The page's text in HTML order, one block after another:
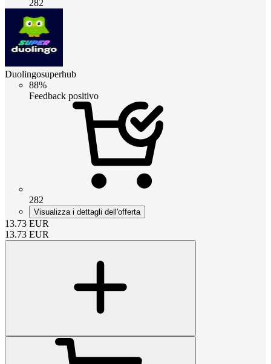
282
Duolingosuperhub
88%
Feedback positivo
282
Visualizza i dettagli dell'offerta
13.73 EUR
13.73 EUR